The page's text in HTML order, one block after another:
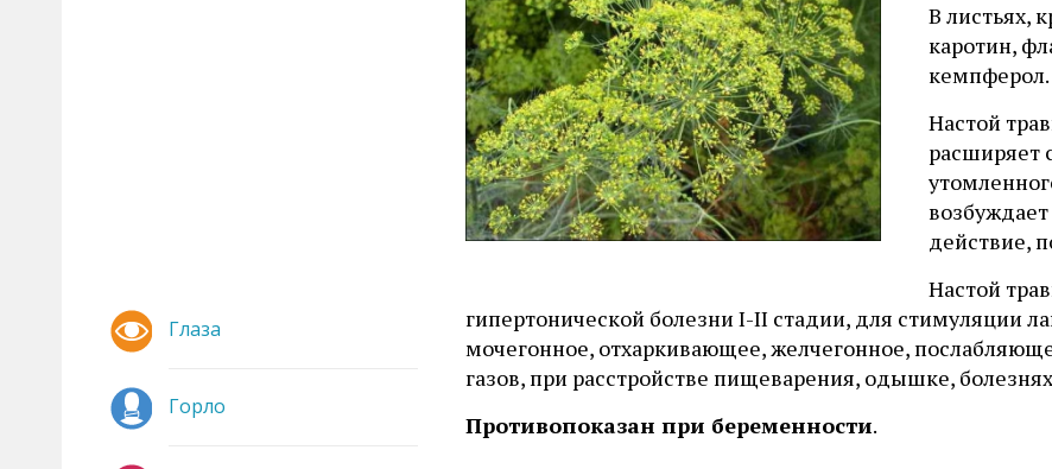
В листьях,
каротин,
кемпферол.
Настой
расширяет
действие,
Настой
гипертонической болезни I-II стадии, для стимуляции
мочегонное, отхаркивающее, желчегонное,
газов, при расстройстве пищеварения, одышке,
Противопоказан при беременности.
Глаза
Горло